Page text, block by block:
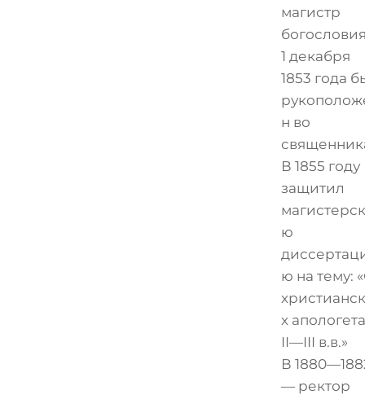
магистр
1 декабря
1853 года
н во
В 1855 году
защитил
ю
ю на тему:
х
II—III в.в.»
В
— ректор